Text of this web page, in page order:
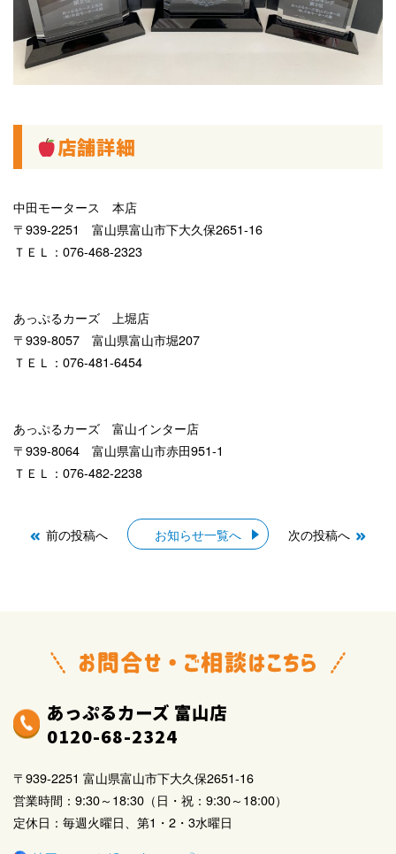
店舗詳細
中田モータース 本店
〒939-2251 富山県富山市下大久保2651-16
ＴＥＬ：076-468-2323
あっぷるカーズ 上堀店
〒939-8057 富山県富山市堀207
ＴＥＬ：076-481-6454
あっぷるカーズ 富山インター店
〒939-8064 富山県富山市赤田951-1
ＴＥＬ：076-482-2238
前の投稿へ お知らせ一覧へ 次の投稿へ
あっぷるカーズ 富山店
0120-68-2324
〒939-2251 富山県富山市下大久保2651-16
営業時間：9:30～18:30（日・祝：9:30～18:00）
定休日：毎週火曜日、第1・2・3水曜日